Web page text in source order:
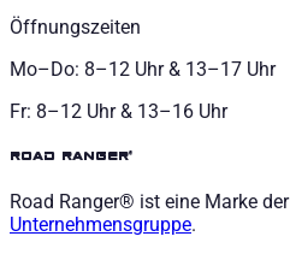
Öffnungszeiten
Mo–Do: 8–12 Uhr & 13–17 Uhr
Fr: 8–12 Uhr & 13–16 Uhr
road ranger®
Road Ranger® ist eine Marke der
Unternehmensgruppe.